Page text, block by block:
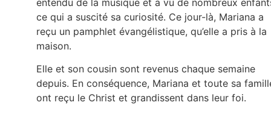
ce qui a suscité sa curiosité. Ce jour-là, Mariana a
reçu un pamphlet évangélistique, qu’elle a pris à la
maison.
Elle et son cousin sont revenus chaque semaine
depuis. En conséquence, Mariana et toute sa
ont reçu le Christ et grandissent dans leur foi.